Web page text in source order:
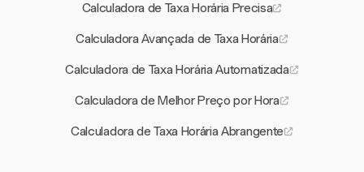
Calculadora de Taxa Horária Precisa
Calculadora Avançada de Taxa Horária
Calculadora de Taxa Horária Automatizada
Calculadora de Melhor Preço por Hora
Calculadora de Taxa Horária Abrangente